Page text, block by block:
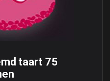
taart 75